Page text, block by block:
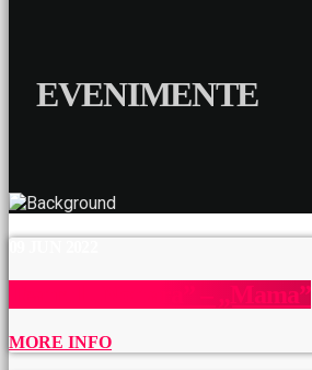
EVENIMENTE
Teatrul „Nottara” – „Mama”
MORE INFO